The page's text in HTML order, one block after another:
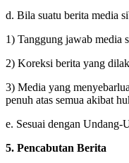
d. Bila suatu berita media
1) Tanggung jawab media
2) Koreksi berita yang
3) Media yang
penuh atas semua akibat
e. Sesuai dengan
5. Pencabutan Berita